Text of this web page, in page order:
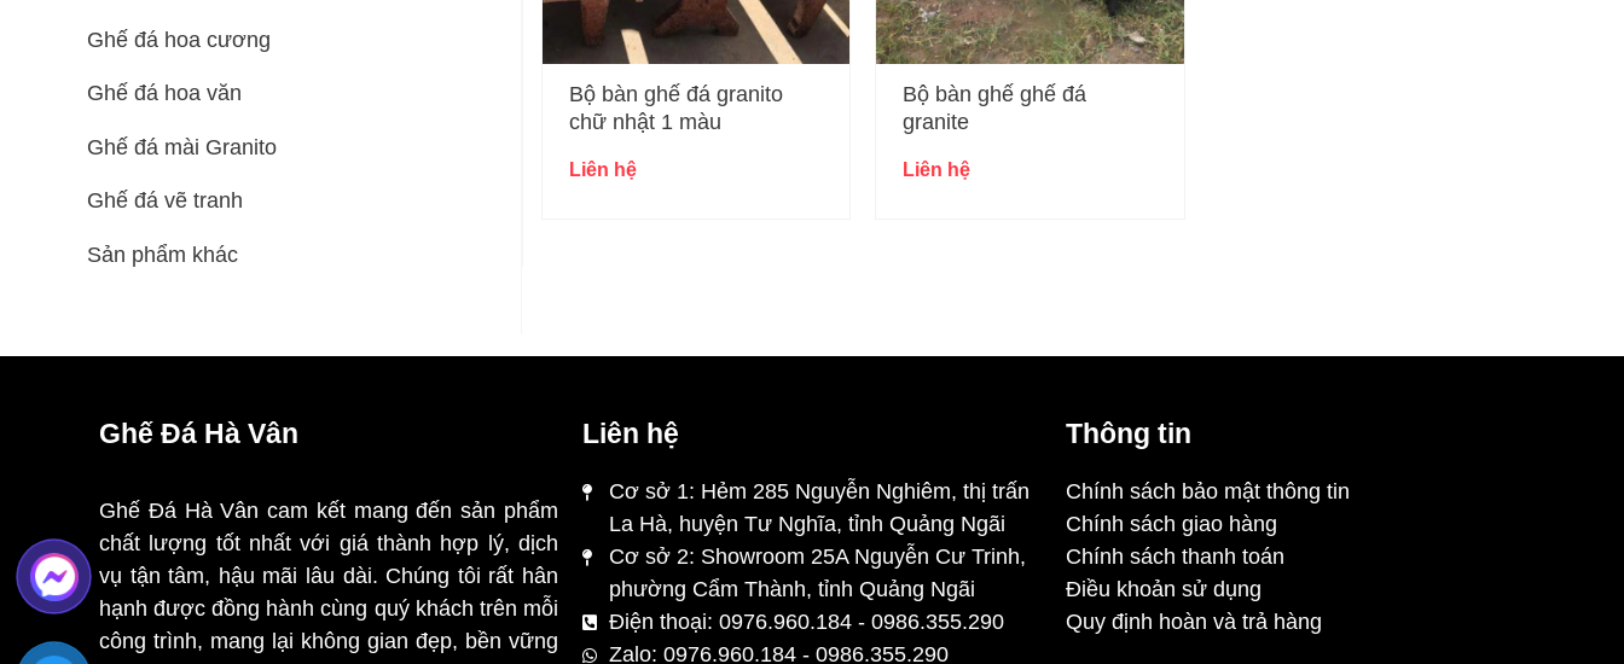
Ghế đá hoa cương
Ghế đá hoa văn
Ghế đá mài Granito
Ghế đá vẽ tranh
Sản phẩm khác
Bộ bàn ghế đá granito
chữ nhật 1 màu
Liên hệ
Bộ bàn ghế ghế đá
granite
Liên hệ
Ghế Đá Hà Vân
Ghế Đá Hà Vân cam kết mang đến sản phẩm
chất lượng tốt nhất với giá thành hợp lý, dịch
vụ tận tâm, hậu mãi lâu dài. Chúng tôi rất hân
hạnh được đồng hành cùng quý khách trên mỗi
công trình, mang lại không gian đẹp, bền vững
Liên hệ
Cơ sở 1: Hẻm 285 Nguyễn Nghiêm, thị trấn
La Hà, huyện Tư Nghĩa, tỉnh Quảng Ngãi
Cơ sở 2: Showroom 25A Nguyễn Cư Trinh,
phường Cẩm Thành, tỉnh Quảng Ngãi
Điện thoại: 0976.960.184 - 0986.355.290
Zalo: 0976.960.184 - 0986.355.290
Thông tin
Chính sách bảo mật thông tin
Chính sách giao hàng
Chính sách thanh toán
Điều khoản sử dụng
Quy định hoàn và trả hàng